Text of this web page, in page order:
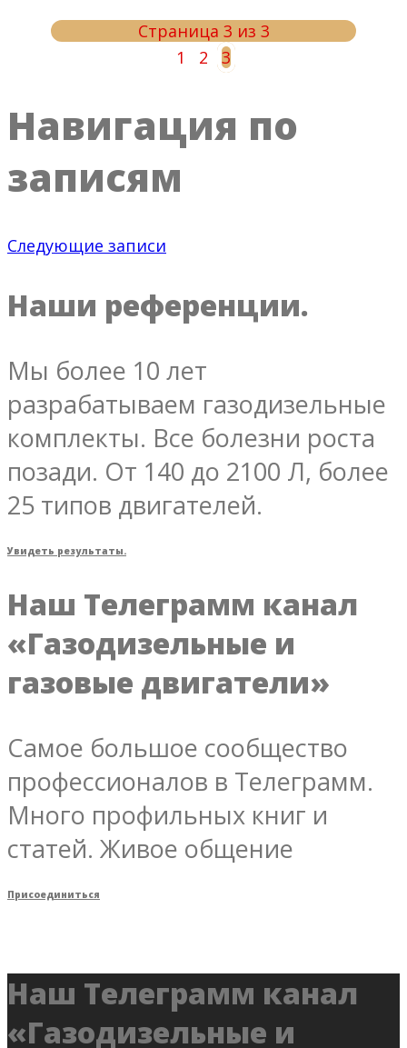
Страница 3 из 3
1
2 3
Навигация по
записям
Следующие записи
Наши референции.
Мы более 10 лет
разрабатываем газодизельные
комплекты. Все болезни роста
позади. От 140 до 2100 Л, более
25 типов двигателей.
Увидеть результаты.
Наш Телеграмм канал
«Газодизельные и
газовые двигатели»
Самое большое сообщество
профессионалов в Телеграмм.
Много профильных книг и
статей. Живое общение
Присоединиться
Наш Телеграмм канал
«Газодизельные и